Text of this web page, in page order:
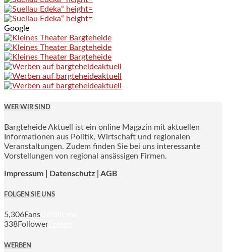
Google
WER WIR SIND
Bargteheide Aktuell ist ein online Magazin mit aktuellen
Informationen aus Politik, Wirtschaft und regionalen
Veranstaltungen. Zudem finden Sie bei uns interessante
Vorstellungen von regional ansässigen Firmen.
Impressum Datenschutz | AGB
FOLGEN SIE UNS
5,306Fans
338Follower
WERBEN